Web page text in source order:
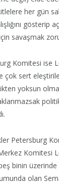
her gün
gösterip
savaşmak
Komitesi ise
çok sert
yoksun
Petersburg
Komitesi
binin
olan